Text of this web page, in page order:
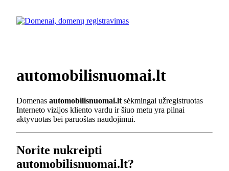
automobilisnuomai.lt
Domenas automobilisnuomai.lt sėkmingai užregistruotas
Interneto vizijos kliento vardu ir šiuo metu yra pilnai
aktyvuotas bei paruoštas naudojimui.
Norite nukreipti
automobilisnuomai.lt?